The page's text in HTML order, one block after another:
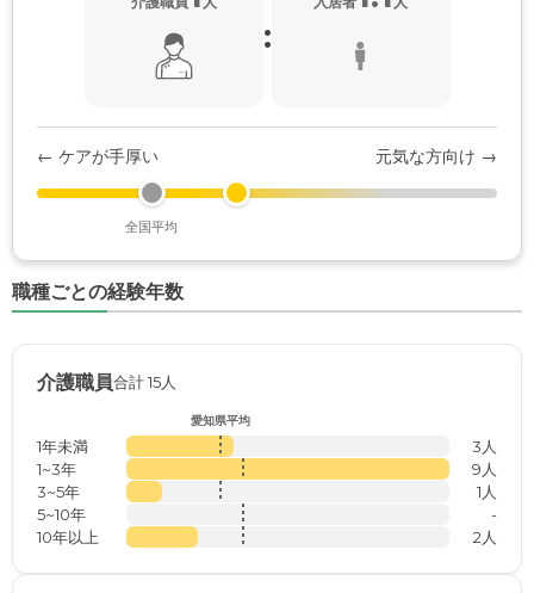
:
← ケアが手厚い 元気な方向け →
全国平均
職種ごとの経験年数
介護職員合計 15人
愛知県平均
1年未満
3人
1~3年
9人
3~5年
1人
5~10年
-
10年以上
2人